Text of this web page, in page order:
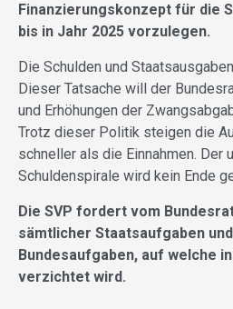
Finanzierungskonzept für die
bis in Jahr 2025 vorzulegen.
Die Schulden und
Dieser Tatsache will der
und Erhöhungen der
Trotz dieser Politik steigen die
schneller als die Einnahmen. Der
Schuldenspirale wird kein Ende
Die SVP fordert vom
sämtlicher Staatsaufgaben
Bundesaufgaben, auf welche
verzichtet wird.